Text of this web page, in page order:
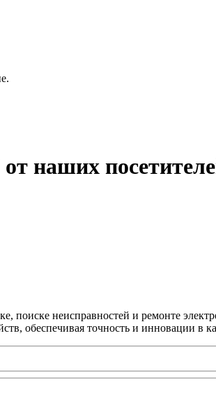
наших
поиске неисправностей и ремонте
обеспечивая точность и инновации в